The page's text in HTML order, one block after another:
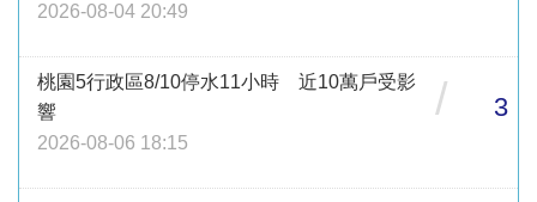
2026-08-04 20:49
桃園5行政區8/10停水11小時 近10萬戶受影
響
2026-08-06 18:15
/ 3